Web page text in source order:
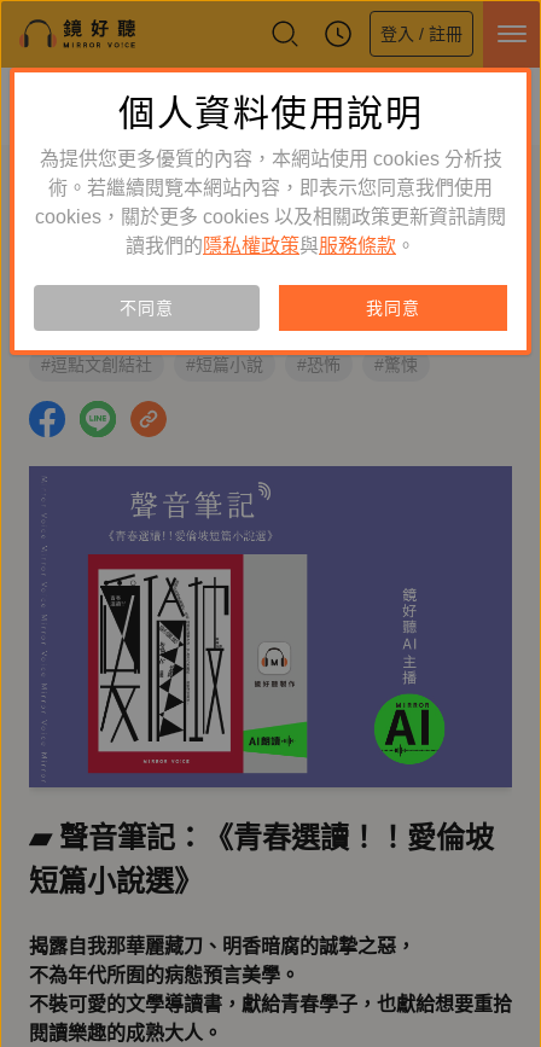
登入 / 註冊
鏡好聽全新APP上線
體驗全面升級，即刻下載
聲音筆記：《青春選讀！！愛倫坡短
篇小說選》
#經典文學 #鏡好聽製作
#逗點文創結社 #短篇小說 #恐怖 #驚悚
#AI有聲書
▰ 聲音筆記：《青春選讀！！愛倫坡
短篇小說選》
揭露自我那華麗藏刀、明香暗腐的誠摯之惡，
不為年代所囿的病態預言美學。
不裝可愛的文學導讀書，獻給青春學子，也獻給想要重拾
閱讀樂趣的成熟大人。
個人資料使用說明
為提供您更多優質的內容，本網站使用 cookies 分析技
術。若繼續閱覽本網站內容，即表示您同意我們使用
cookies，關於更多 cookies 以及相關政策更新資訊請閱
讀我們的 隱私權政策與服務條款 。
不同意 我同意